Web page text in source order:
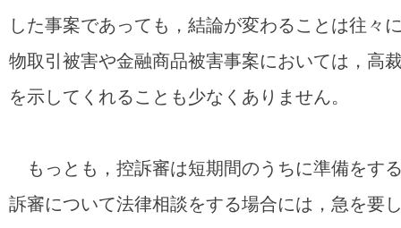
した事案であっても，結論が変わることは往々
物取引被害や金融商品被害事案においては，高
を示してくれることも少なくありません。
もっとも，控訴審は短期間のうちに準備をす
訴審について法律相談をする場合には，急を要